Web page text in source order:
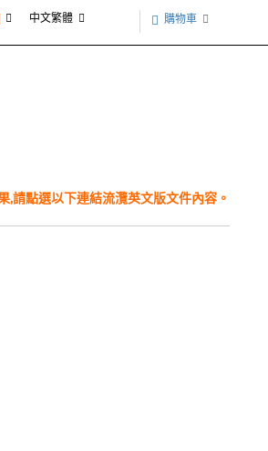
中文繁體 購物車
,請點選以下連結流灠英文版文件內容。